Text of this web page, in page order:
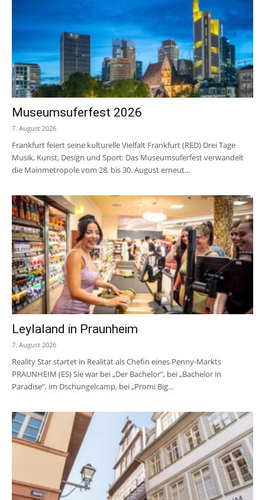
Museumsuferfest 2026
7. August 2026
Frankfurt feiert seine kulturelle Vielfalt Frankfurt (RED) Drei Tage
Musik, Kunst, Design und Sport: Das Museumsuferfest verwandelt
die Mainmetropole vom 28. bis 30. August erneut...
Leylaland in Praunheim
7. August 2026
Reality Star startet in Realität als Chefin eines Penny-Markts
PRAUNHEIM (ES) Sie war bei „Der Bachelor", bei „Bachelor in
Paradise“, im Dschungelcamp, bei „Promi Big...